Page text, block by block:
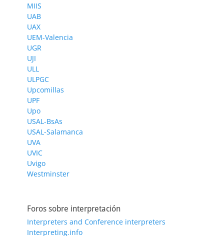
MIIS
UAB
UAX
UEM-Valencia
UGR
UJI
ULL
ULPGC
Upcomillas
UPF
Upo
USAL-BsAs
USAL-Salamanca
UVA
UVIC
Uvigo
Westminster
Foros sobre interpretación
Interpreters and Conference interpreters
Interpreting.info